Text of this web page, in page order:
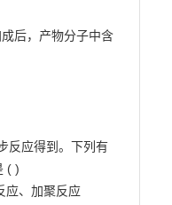
后，产物分子中含
反应得到。下列有
( )
应、加聚反应